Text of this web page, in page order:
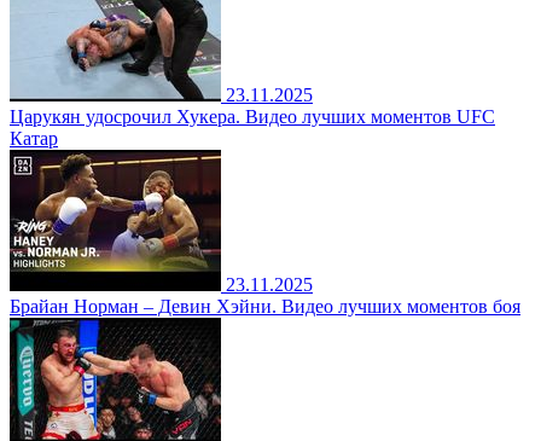
23.11.2025
Царукян удосрочил Хукера. Видео лучших моментов UFC
Катар
23.11.2025
Брайан Норман – Девин Хэйни. Видео лучших моментов боя